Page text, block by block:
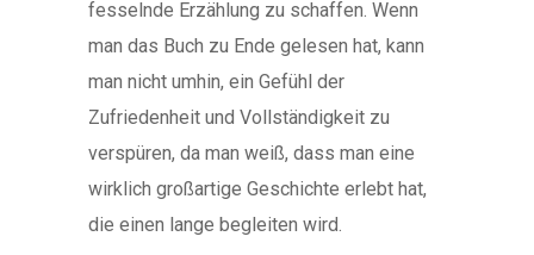
fesselnde Erzählung zu schaffen. Wenn
man das Buch zu Ende gelesen hat, kann
man nicht umhin, ein Gefühl der
Zufriedenheit und Vollständigkeit zu
verspüren, da man weiß, dass man eine
wirklich großartige Geschichte erlebt hat,
die einen lange begleiten wird.